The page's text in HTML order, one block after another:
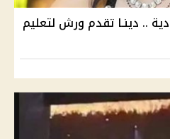
.. دينـا تقدم ورش لتعليم